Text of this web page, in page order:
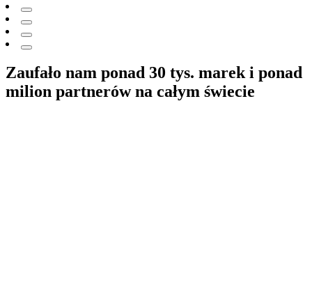
Zaufało nam ponad 30 tys. marek i ponad
milion partnerów na całym świecie